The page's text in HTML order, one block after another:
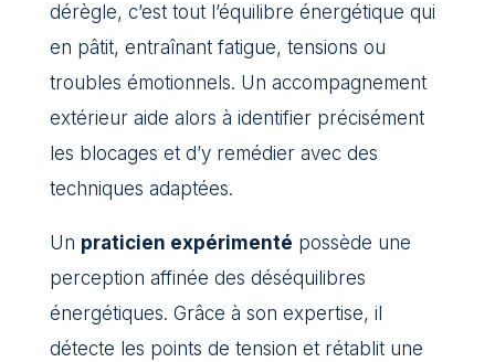
dérègle, c’est tout l’équilibre énergétique qui
en pâtit, entraînant fatigue, tensions ou
troubles émotionnels. Un accompagnement
extérieur aide alors à identifier précisément
les blocages et d’y remédier avec des
techniques adaptées.
Un praticien expérimenté possède une
perception affinée des déséquilibres
énergétiques. Grâce à son expertise, il
détecte les points de tension et rétablit une